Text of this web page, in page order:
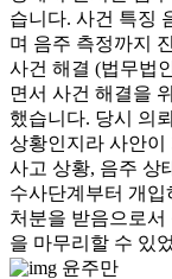
습니다. 사건 특징
며 음주 측정까지
사건 해결 (법무법
면서 사건 해결을
했습니다. 당시 의
상황인지라 사안이
사고 상황, 음주 상
수사단계부터 개
처분을 받음으로서
을 마무리할 수 있
윤주만